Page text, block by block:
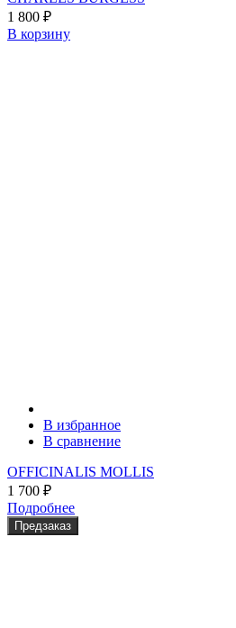
1 800 ₽
В корзину
В избранное
В сравнение
OFFICINALIS MOLLIS
1 700 ₽
Подробнее
Предзаказ